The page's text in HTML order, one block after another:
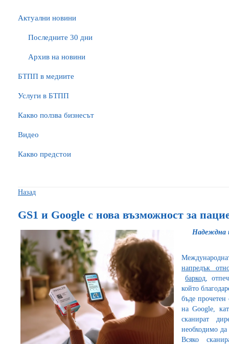
Актуални новини
Последните 30 дни
Архив на новини
БTПП в медиите
Услуги в БТПП
Какво ползва бизнесът
Видео
Какво предстои
Назад
GS1 и Google с нова възможност за
Надеждна
напредък
баркод,
който
бъде
на Google,
сканират
необходимо
Всяко